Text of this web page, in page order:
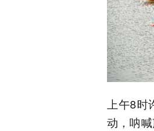
上午8
动，呐